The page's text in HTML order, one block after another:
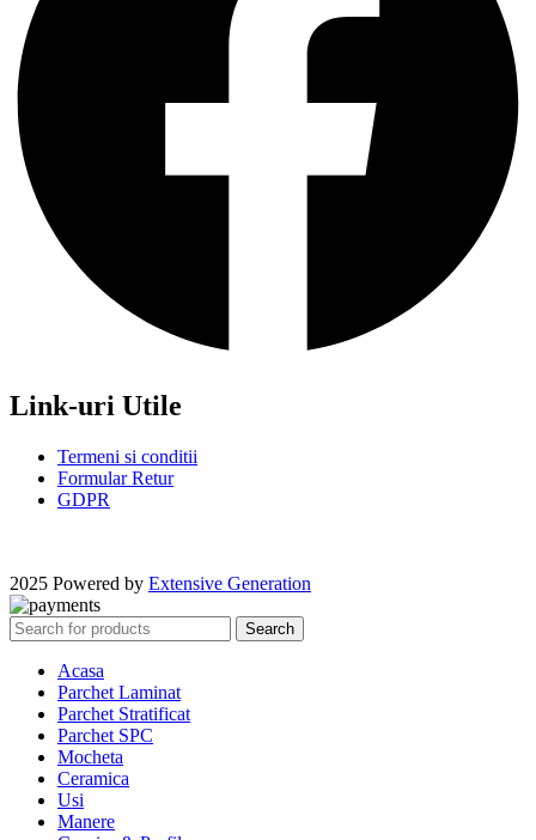
Link-uri Utile
Termeni si conditii
Formular Retur
GDPR
2025 Powered by Extensive Generation
Search
Acasa
Parchet Laminat
Parchet Stratificat
Parchet SPC
Mocheta
Ceramica
Usi
Manere